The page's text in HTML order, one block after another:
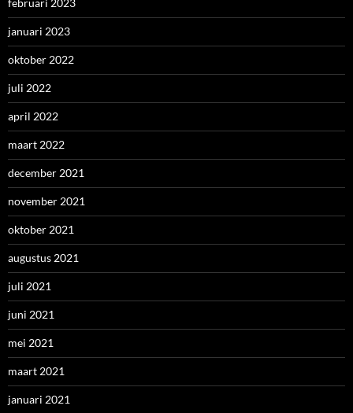
februari 2023
januari 2023
oktober 2022
juli 2022
april 2022
maart 2022
december 2021
november 2021
oktober 2021
augustus 2021
juli 2021
juni 2021
mei 2021
maart 2021
januari 2021